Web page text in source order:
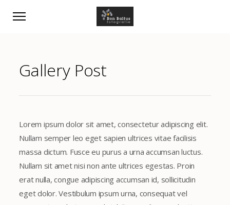
Gallery Post
Lorem ipsum dolor sit amet, consectetur adipiscing elit.
Nullam semper leo eget sapien ultrices vitae facilisis
massa dictum. Fusce eu purus a urna accumsan luctus.
Nullam sit amet nisi non ante ultrices egestas. Proin
erat nulla, congue adipiscing accumsan id, sollicitudin
eget dolor. Vestibulum ipsum urna, consequat vel